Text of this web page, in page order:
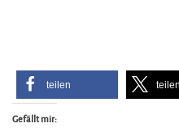
teilen teilen
Gefällt mir: